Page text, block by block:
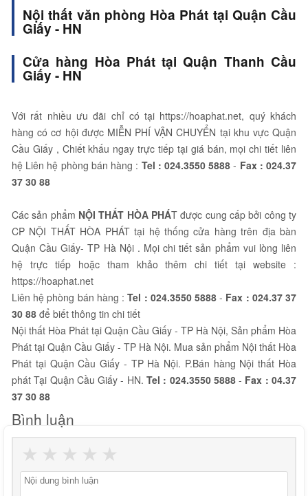
Nội thất văn phòng Hòa Phát tại Quận Cầu
Giấy - HN
Cửa hàng Hòa Phát tại Quận Thanh Cầu
Giấy - HN
Với rất nhiều ưu đãi chỉ có tại https://hoaphat.net, quý khách
hàng có cơ hội được MIỄN PHÍ VẬN CHUYỂN tại khu vực Quận
Cầu Giấy , Chiết khấu ngay trực tiếp tại giá bán, mọi chi tiết liên
hệ Liên hệ phòng bán hàng : Tel : 024.3550 5888- Fax : 024.37
37 30 88
Các sản phẩm NỘI THẤT HÒA PHÁT được cung cấp bởi công ty
CP NỘI THẤT HÒA PHÁT tại hệ thống cửa hàng trên địa bàn
Quận Cầu Giấy- TP Hà Nội . Mọi chi tiết sản phẩm vui lòng liên
hệ trực tiếp hoặc tham khảo thêm chi tiết tại website :
https://hoaphat.net
Liên hệ phòng bán hàng :Tel : 024.3550 5888- Fax : 024.37 37
30 88 để biết thông tin chi tiết
Nội thất Hòa Phát tại Quận Cầu Giấy - TP Hà Nội, Sản phẩm Hòa
Phát tại Quận Cầu Giấy - TP Hà Nội. Mua sản phẩm Nội thất Hòa
Phát tại Quận Cầu Giấy - TP Hà Nội. P.Bán hàng Nội thất Hòa
phát Tại Quận Cầu Giấy - HN. Tel : 024.3550 5888- Fax : 04.37
37 30 88
Bình luận
★
★
★
★
★